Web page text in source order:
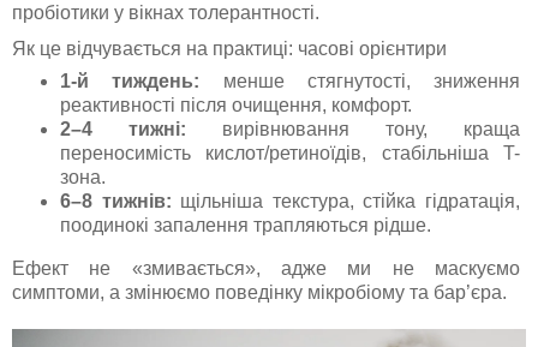
пробіотики у вікнах толерантності.
Як це відчувається на практиці: часові орієнтири
1-й тиждень: менше стягнутості, зниження
реактивності після очищення, комфорт.
2–4 тижні: вирівнювання тону, краща
переносимість кислот/ретиноїдів, стабільніша T-
зона.
6–8 тижнів: щільніша текстура, стійка гідратація,
поодинокі запалення трапляються рідше.
Ефект не «змивається», адже ми не маскуємо
симптоми, а змінюємо поведінку мікробіому та бар’єра.